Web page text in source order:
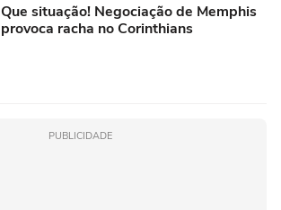
Que situação! Negociação de Memphis
provoca racha no Corinthians
PUBLICIDADE